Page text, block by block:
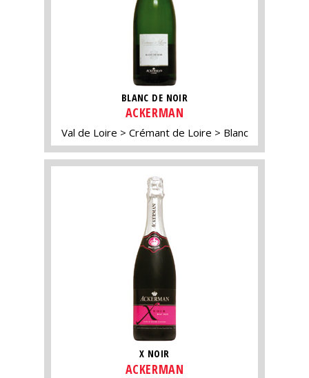
BLANC DE NOIR
ACKERMAN
Val de Loire Crémant de Loire Blanc
X NOIR
ACKERMAN